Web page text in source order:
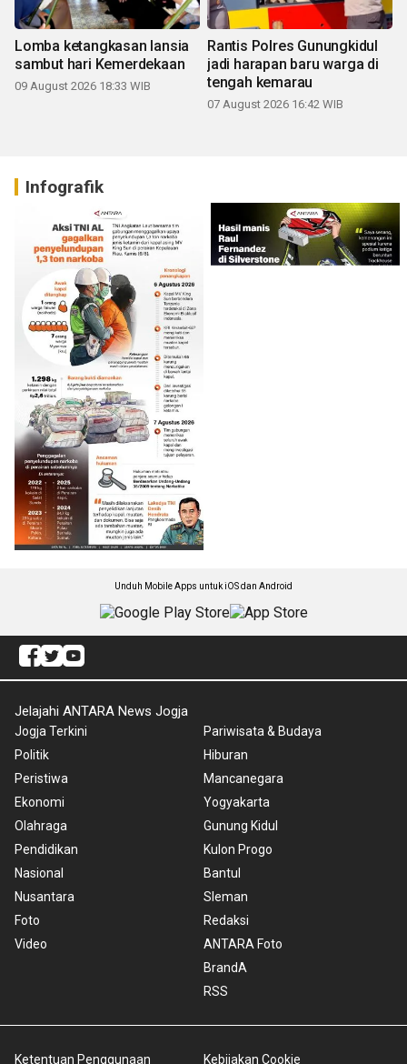
Lomba ketangkasan lansia
sambut hari Kemerdekaan
09 August 2026 18:33 WIB
Rantis Polres Gunungkidul
jadi harapan baru warga di
tengah kemarau
07 August 2026 16:42 WIB
Infografik
Unduh Mobile Apps untuk iOS dan Android
Jelajahi ANTARA News Jogja
Jogja Terkini
Politik
Peristiwa
Ekonomi
Olahraga
Pendidikan
Nasional
Nusantara
Foto
Video
Pariwisata & Budaya
Hiburan
Mancanegara
Yogyakarta
Gunung Kidul
Kulon Progo
Bantul
Sleman
Redaksi
ANTARA Foto
BrandA
RSS
Ketentuan Penggunaan Kebijakan Cookie